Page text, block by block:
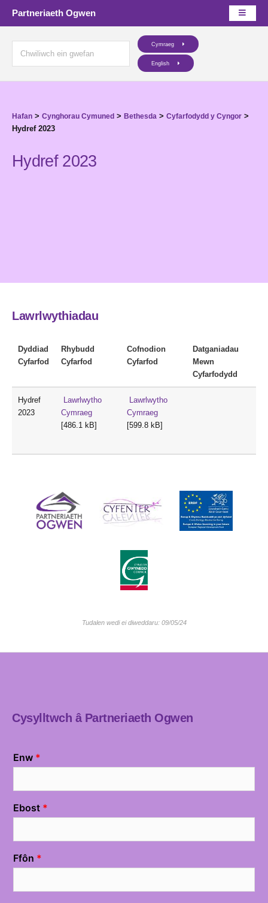
Partneriaeth Ogwen
Cymraeg
English
Hafan > Cynghorau Cymuned > Bethesda > Cyfarfodydd y Cyngor >
Hydref 2023
Hydref 2023
Lawrlwythiadau
Dyddiad
Cyfarfod
Rhybudd
Cyfarfod
Cofnodion
Cyfarfod
Datganiadau
Mewn
Cyfarfodydd
Hydref
2023
Lawrlwytho
Cymraeg
[486.1 kB]
Lawrlwytho
Cymraeg
[599.8 kB]
Tudalen wedi ei diweddaru: 09/05/24
Cysylltwch â Partneriaeth Ogwen